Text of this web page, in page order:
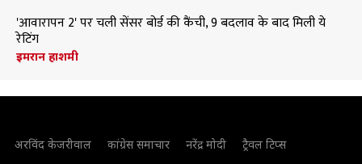
'आवारापन 2' पर चली सेंसर बोर्ड की कैंची, 9 बदलाव के बाद मिली ये
रेटिंग
इमरान हाशमी
अरविंद केजरीवाल कांग्रेस समाचार नरेंद्र मोदी
ट्रैवल टिप्स